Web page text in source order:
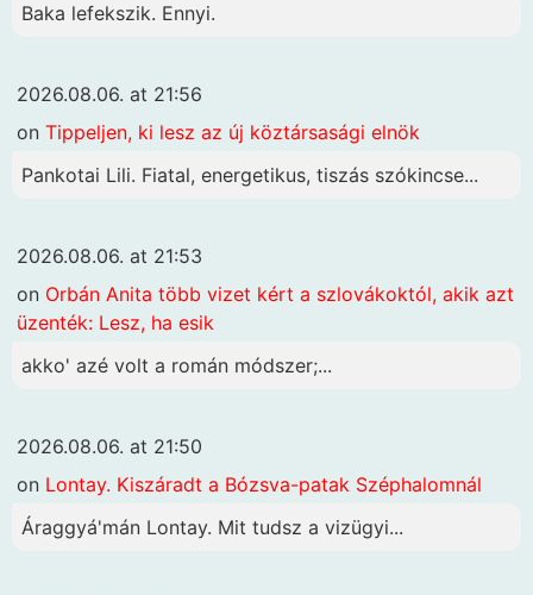
Baka lefekszik. Ennyi.
2026.08.06. at 21:56
on Tippeljen, ki lesz az új köztársasági elnök
Pankotai Lili. Fiatal, energetikus, tiszás szókincse...
2026.08.06. at 21:53
on Orbán Anita több vizet kért a szlovákoktól, akik azt
üzenték: Lesz, ha esik
akko' azé volt a román módszer;...
2026.08.06. at 21:50
on Lontay. Kiszáradt a Bózsva-patak Széphalomnál
Áraggyá'mán Lontay. Mit tudsz a vizügyi...